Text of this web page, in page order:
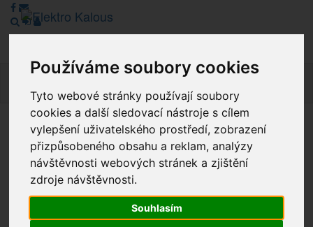
Používáme soubory cookies
Tyto webové stránky používají soubory
cookies a další sledovací nástroje s cílem
vylepšení uživatelského prostředí, zobrazení
přizpůsobeného obsahu a reklam, analýzy
návštěvnosti webových stránek a zjištění
zdroje návštěvnosti.
Souhlasím
Vážení zákazníci, v tuto chvíli je Náš internetový obchod v
režimu Katalogu. Objednávky on-line nyní nelze vyřídit.
Děkujeme za pochopení.
Výprodej